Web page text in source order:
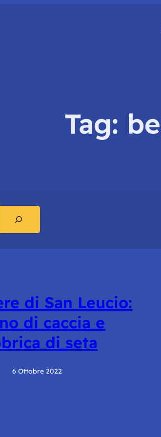
Tag:
di San Leucio:
di caccia e
di seta
6 Ottobre 2022